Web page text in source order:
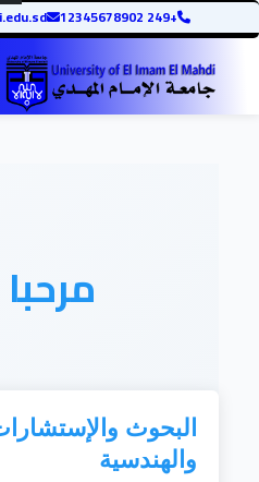
+249 12345678902
البحوث
والهندسية